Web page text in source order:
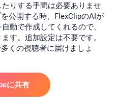
りする手間は必要ありませ
公開する時、FlexClipのAIが
動で作成してくれるので、
す。追加設定は不要です。
くの視聴者に届けましょ
に共有